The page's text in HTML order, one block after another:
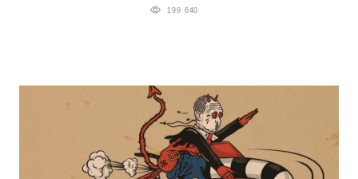
199 640